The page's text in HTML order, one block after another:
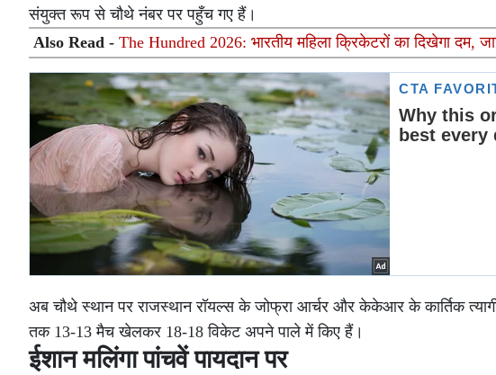
संयुक्त रूप से चौथे नंबर पर पहुँच गए हैं।
Also Read - The Hundred 2026: भारतीय महिला क्रिकेटरों का दिखेगा दम,
अब चौथे स्थान पर राजस्थान रॉयल्स के जोफ्रा आर्चर और केकेआर के कार्तिक
तक 13-13 मैच खेलकर 18-18 विकेट अपने पाले में किए हैं।
ईशान मलिंगा पांचवें पायदान पर